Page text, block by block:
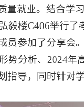
就业。结合学
毅楼C406举行了
参加了分享会。
势分析、2024年
指导，同时针对